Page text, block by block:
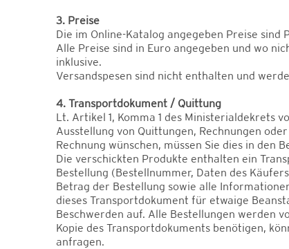
3. Preise
Die im Online-Katalog angegeben Preise sind
Alle Preise sind in Euro angegeben und wo
inklusive.
Versandspesen sind nicht enthalten und
4. Transportdokument / Quittung
Lt. Artikel 1, Komma 1 des Ministerialdekrets
Ausstellung von Quittungen, Rechnungen
Rechnung wünschen, müssen Sie dies in den
Die verschickten Produkte enthalten ein
Bestellung (Bestellnummer, Daten des
Betrag der Bestellung sowie alle
dieses Transportdokument für etwaige
Beschwerden auf. Alle Bestellungen werden
Kopie des Transportdokuments benötigen,
anfragen.